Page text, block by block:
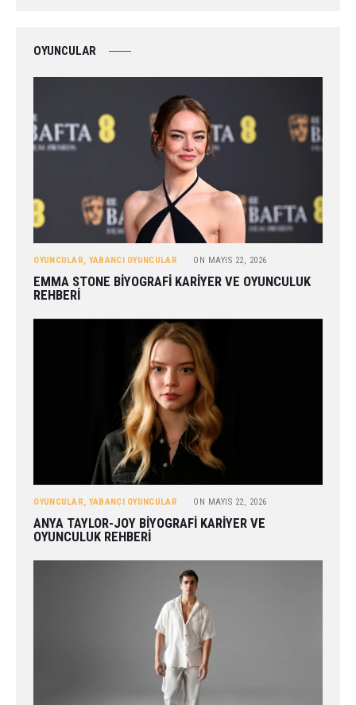
OYUNCULAR
OYUNCULAR, YABANCI OYUNCULAR ON MAYIS 22, 2026
EMMA STONE BIYOGRAFI KARIYER VE OYUNCULUK
REHBERI
OYUNCULAR, YABANCI OYUNCULAR ON MAYIS 22, 2026
ANYA TAYLOR-JOY BIYOGRAFI KARIYER VE
OYUNCULUK REHBERI